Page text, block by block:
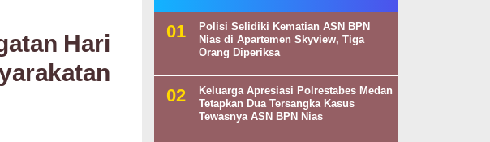
Hari
Polisi Selidiki Kematian ASN BPN
Nias di Apartemen Skyview, Tiga
Orang Diperiksa
Keluarga Apresiasi Polrestabes Medan
Tetapkan Dua Tersangka Kasus
Tewasnya ASN BPN Nias